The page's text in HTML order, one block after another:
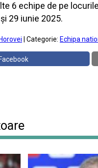
6 echipe de pe
29 iunie 2025.
| Categorie: Echipa
Facebook